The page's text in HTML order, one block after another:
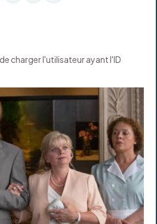
charger l'utilisateur ayant l'ID